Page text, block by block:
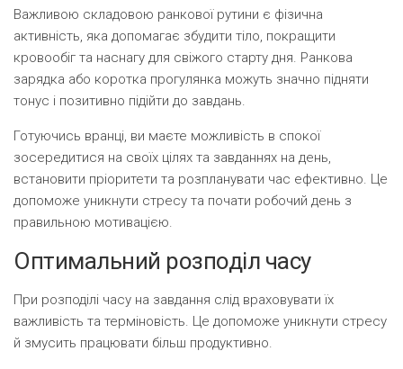
Важливою складовою ранкової рутини є фізична
активність, яка допомагає збудити тіло, покращити
кровообіг та наснагу для свіжого старту дня. Ранкова
зарядка або коротка прогулянка можуть значно підняти
тонус і позитивно підійти до завдань.
Готуючись вранці, ви маєте можливість в спокої
зосередитися на своїх цілях та завданнях на день,
встановити пріоритети та розпланувати час ефективно. Це
допоможе уникнути стресу та почати робочий день з
правильною мотивацією.
Оптимальний розподіл часу
При розподілі часу на завдання слід враховувати їх
важливість та терміновість. Це допоможе уникнути стресу
й змусить працювати більш продуктивно.